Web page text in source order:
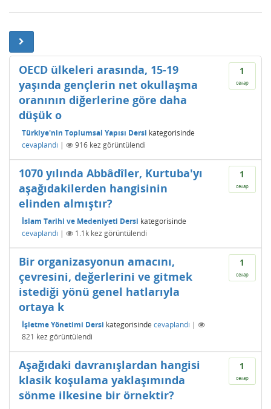
1
cevap
OECD ülkeleri arasında, 15-19
yaşında gençlerin net okullaşma
oranının diğerlerine göre daha
düşük o
Türkiye'nin Toplumsal Yapısı Dersi kategorisinde
cevaplandı | 916 kez görüntülendi
1
cevap
1070 yılında Abbâdîler, Kurtuba'yı
aşağıdakilerden hangisinin
elinden almıştır?
İslam Tarihi ve Medeniyeti Dersi kategorisinde
cevaplandı | 1.1k kez görüntülendi
1
cevap
Bir organizasyonun amacını,
çevresini, değerlerini ve gitmek
istediği yönü genel hatlarıyla
ortaya k
İşletme Yönetimi Dersi kategorisinde cevaplandı |
821 kez görüntülendi
1
cevap
Aşağıdaki davranışlardan hangisi
klasik koşulama yaklaşımında
sönme ilkesine bir örnektir?